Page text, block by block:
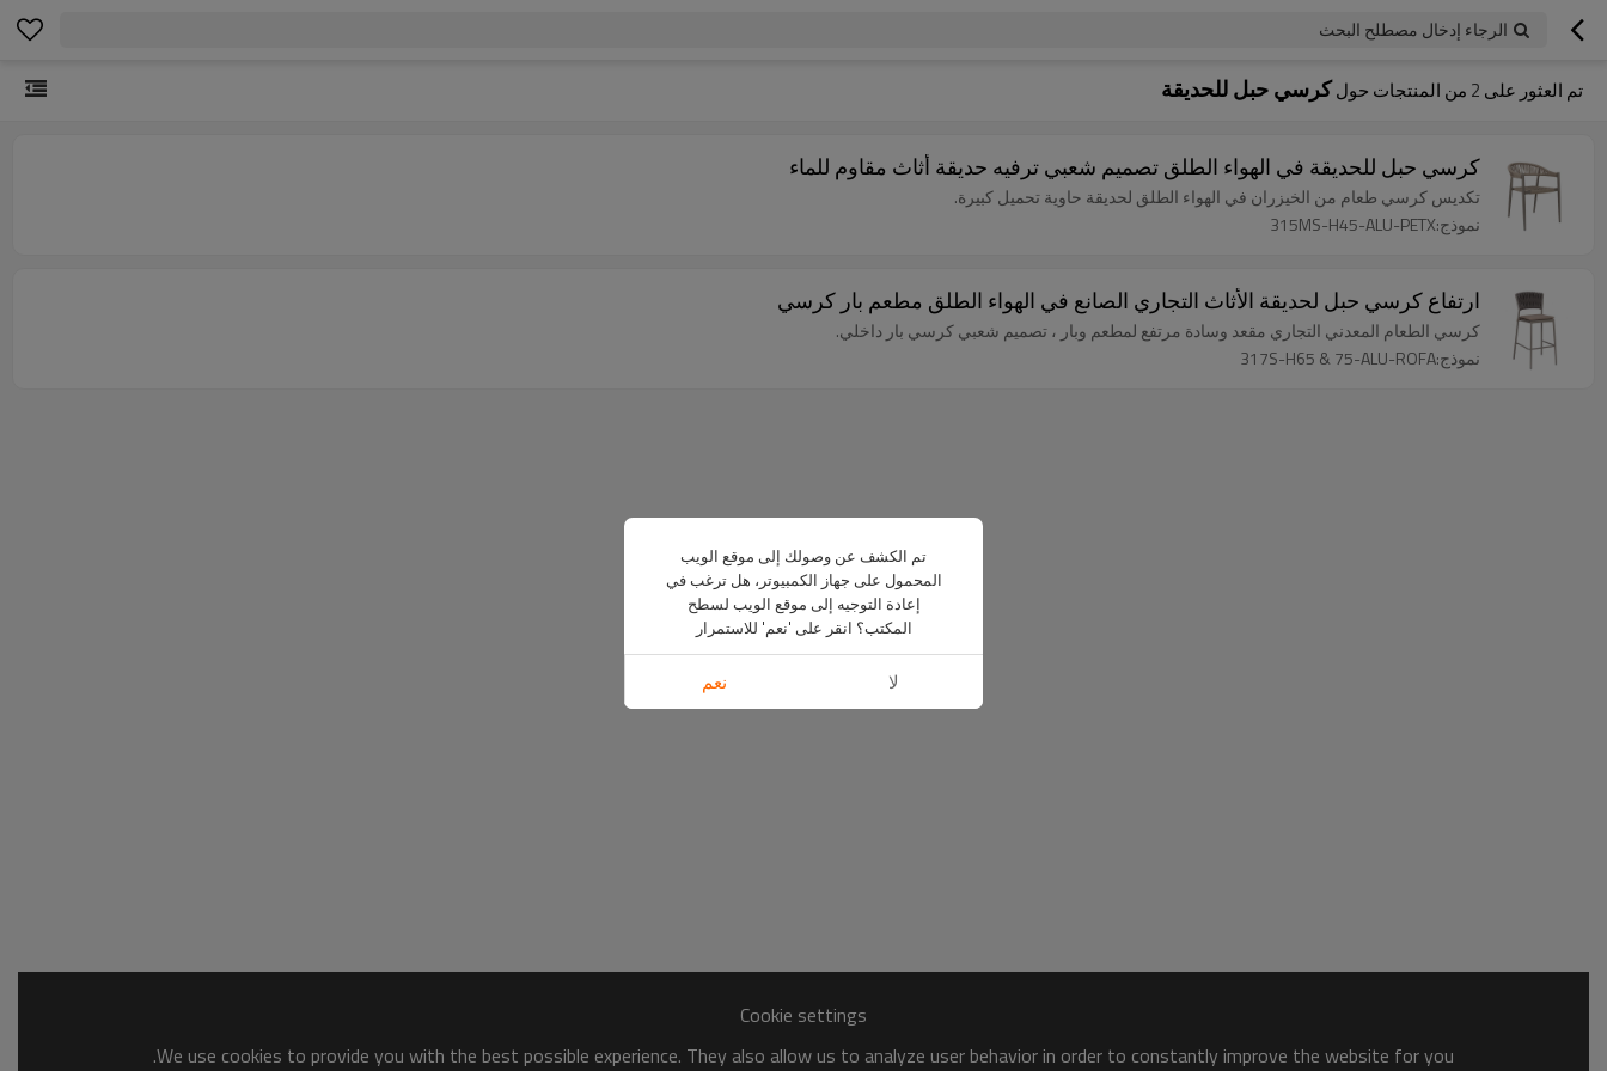
الرجاء إدخال مصطلح البحث
تم العثور على 2 من المنتجات حولكرسي حبل للحديقة
كرسي حبل للحديقة في الهواء الطلق تصميم شعبي ترفيه حديقة أثاث مقاوم للماء
تكديس كرسي طعام من الخيزران في الهواء الطلق لحديقة حاوية تحميل كبيرة.
نموذج:315MS-H45-ALU-PETX
ارتفاع كرسي حبل لحديقة الأثاث التجاري الصانع في الهواء الطلق مطعم بار كرسي
كرسي الطعام المعدني التجاري مقعد وسادة مرتفع لمطعم وبار ، تصميم شعبي كرسي بار داخلي.
نموذج:317S-H65 & 75-ALU-ROFA
Cookie settings
We use cookies to provide you with the best possible experience. They also allow us to analyze user behavior in order to constantly improve the website for you.
تم الكشف عن وصولك إلى موقع الويب
المحمول على جهاز الكمبيوتر، هل ترغب في
إعادة التوجيه إلى موقع الويب لسطح
المكتب؟ انقر على 'نعم' للاستمرار
لا نعم